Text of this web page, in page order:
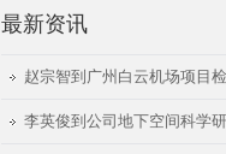
最新资讯
赵宗智到广州白云机场项目
李英俊到公司地下空间科学